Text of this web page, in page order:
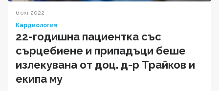
6 окт 2022
Кардиология
22-годишна пациентка със
сърцебиене и припадъци беше
излекувана от доц. д-р Трайков и
екипа му